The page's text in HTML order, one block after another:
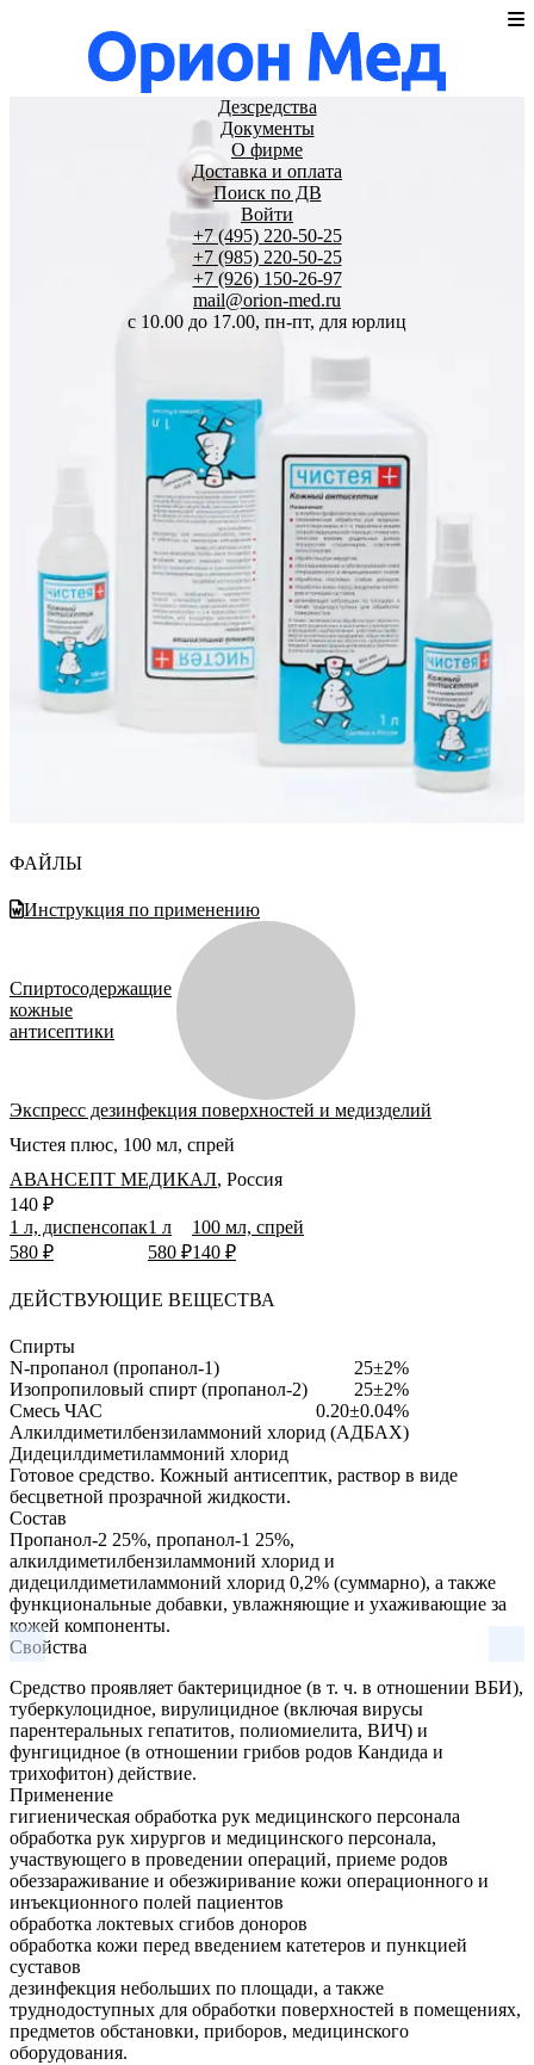
Дезсредства
Документы
О фирме
Доставка и оплата
Поиск по ДВ
Войти
+7 (495) 220-50-25
+7 (985) 220-50-25
+7 (926) 150-26-97
mail@orion-med.ru
c 10.00 до 17.00, пн-пт, для юрлиц
ФАЙЛЫ
Инструкция по применению
Спиртосодержащие
кожные
антисептики
Экспресс дезинфекция поверхностей и медизделий
Чистея плюс, 100 мл, спрей
АВАНСЕПТ МЕДИКАЛ, Россия
1 л, диспенсопак
580 ₽
1 л
580 ₽
100 мл, спрей
140 ₽
ДЕЙСТВУЮЩИЕ ВЕЩЕСТВА
Спирты
N-пропанол (пропанол-1)
25±2%
Изопропиловый спирт (пропанол-2)
25±2%
Смесь ЧАС
0.20±0.04%
Алкилдиметилбензиламмоний хлорид (АДБАХ)
Дидецилдиметиламмоний хлорид
Готовое средство. Кожный антисептик, раствор в виде
бесцветной прозрачной жидкости.
Состав
Пропанол-2 25%, пропанол-1 25%,
алкилдиметилбензиламмоний хлорид и
дидецилдиметиламмоний хлорид 0,2% (суммарно), а также
функциональные добавки, увлажняющие и ухаживающие за
кожей компоненты.
Свойства
Средство проявляет бактерицидное (в т. ч. в отношении ВБИ),
туберкулоцидное, вирулицидное (включая вирусы
парентеральных гепатитов, полиомиелита, ВИЧ) и
фунгицидное (в отношении грибов родов Кандида и
трихофитон) действие.
Применение
гигиеническая обработка рук медицинского персонала
обработка рук хирургов и медицинского персонала,
участвующего в проведении операций, приеме родов
обеззараживание и обезжиривание кожи операционного и
инъекционного полей пациентов
обработка локтевых сгибов доноров
обработка кожи перед введением катетеров и пункцией
суставов
дезинфекция небольших по площади, а также
труднодоступных для обработки поверхностей в помещениях,
предметов обстановки, приборов, медицинского
оборудования.
140 ₽